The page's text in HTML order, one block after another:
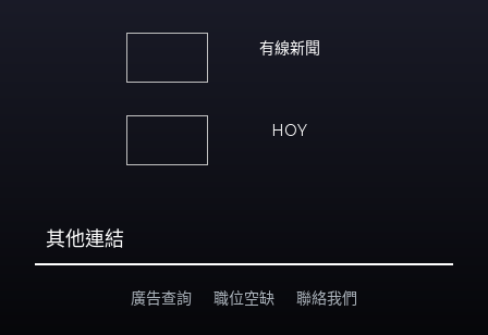
有線新聞
HOY
其他連結
廣告查詢 職位空缺 聯絡我們